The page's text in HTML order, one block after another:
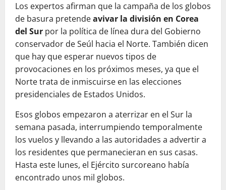
Los expertos afirman que la campaña de los globos
de basura pretendeavivar la división en Corea
del Sur por la política de línea dura del Gobierno
conservador de Seúl hacia el Norte. También dicen
que hay que esperar nuevos tipos de
provocaciones en los próximos meses, ya que el
Norte trata de inmiscuirse en las elecciones
presidenciales de Estados Unidos.
Esos globos empezaron a aterrizar en el Sur la
semana pasada, interrumpiendo temporalmente
los vuelos y llevando a las autoridades a advertir a
los residentes que permanecieran en sus casas.
Hasta este lunes, el Ejército surcoreano había
encontrado unos mil globos.